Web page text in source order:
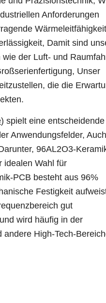
Anforderungen
Damit sind
der Luft- und
Unser
die die
) spielt eine entscheidende
Anwendungsfelder, Auch
96AL2O3-
idealen Wahl für
PCB besteht aus 96%
Festigkeit
gut
wird häufig in der
High-Tech-